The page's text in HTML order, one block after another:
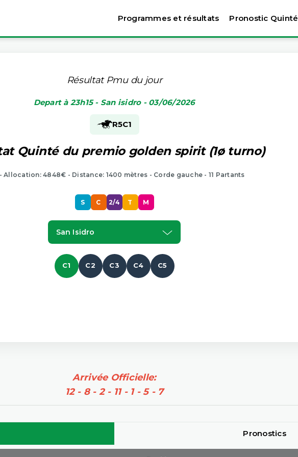
Programmes et résultats Pronostic Quinté
Résultat Pmu du jour
Depart à 23h15 - San isidro - 03/06/2026
R5C1
Quinté du premio golden spirit (1ø turno)
Allocation: 4848€ - Distance: 1400 mètres - Corde gauche - 11 Partants
S C 2/4 T M
San Isidro
C1 C2 C3 C4 C5
Arrivée Officielle:
12 - 8 - 2 - 11 - 1 - 5 - 7
Pronostics